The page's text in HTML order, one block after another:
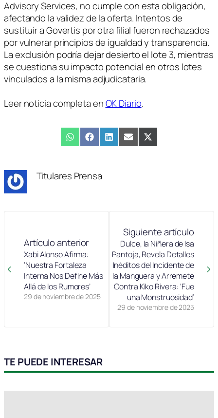
Advisory Services, no cumple con esta obligación,
afectando la validez de la oferta. Intentos de
sustituir a Govertis por otra filial fueron rechazados
por vulnerar principios de igualdad y transparencia.
La exclusión podría dejar desierto el lote 3, mientras
se cuestiona su impacto potencial en otros lotes
vinculados a la misma adjudicataria.
Leer noticia completa enOK Diario.
Compartir
en
WhatsAppCompartir
en
FacebookCompartir
en
LinkedInCompartir
en
EmailCompartir
en
X
(Twitter)
Titulares Prensa
Artículo anterior
29 de noviembre de 2025
Xabi Alonso Afirma:
‘Nuestra Fortaleza
Interna Nos Define Más
Allá de los Rumores’
Siguiente artículo
29 de noviembre de 2025
Dulce, la Niñera de Isa
Pantoja, Revela Detalles
Inéditos del Incidente de
la Manguera y Arremete
Contra Kiko Rivera: ‘Fue
una Monstruosidad’
TE PUEDE INTERESAR